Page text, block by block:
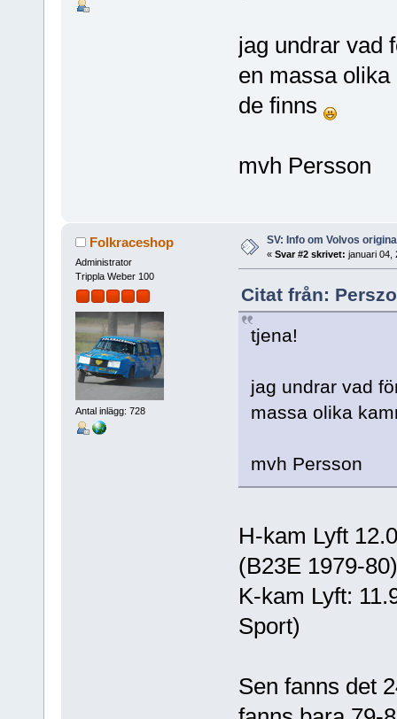
jag undrar vad
en massa
de finns
mvh Persson
Folkraceshop
Administrator
Trippla Weber 100
Antal inlägg: 728
SV: Info om Volvos
« Svar #2 skrivet: januari 04,
Citat från:
tjena!
jag undrar vad
massa olika
mvh Persson
H-kam Lyft
(B23E 1979-80)
K-kam Lyft:
Sport)
Sen fanns det